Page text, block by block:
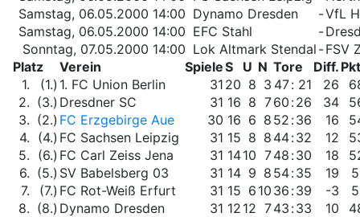
Samstag, 06.05.2000 14:00 Dynamo Dresden -VfL
Samstag, 06.05.2000 14:00 EFC Stahl -
Sonntag, 07.05.2000 14:00 Lok Altmark Stendal -FSV
Platz
Verein SpieleS U N Tore Diff.
1.
(1.) 1. FC Union Berlin 31 20 8 3 47: 21 26
2. (3.) Dresdner SC 31 16 8 760 :26 34
3. (2.) FC Erzgebirge Aue 30 16 6 8 52 :36 16
4. (4.) FC Sachsen Leipzig 31 15 8 8 44:32 12
5. (6.) FC Carl Zeiss Jena 31 1410 748 :30 18
6. (5.) SV Babelsberg 03 31 14 9 8 54:35 19
7.
(7.) FC Rot-Weiß Erfurt 31 15 6 10 36 :39 -3
8. (8.) Dynamo Dresden 31 12 12 743 :33 10